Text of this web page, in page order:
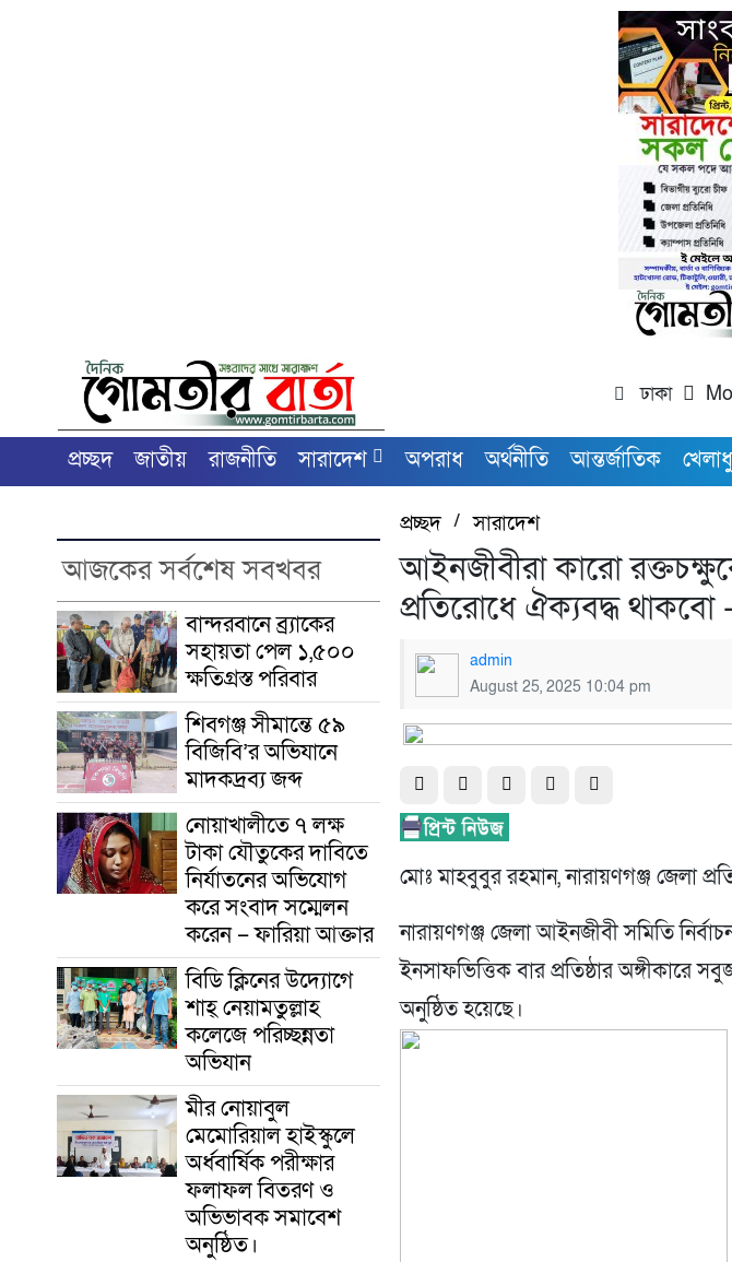
ঢাকা
প্রচ্ছদ জাতীয় রাজনীতি সারাদেশ অপরাধ অর্থনীতি আন্তর্জাতিক
আজকের সর্বশেষ সবখবর
বান্দরবানে ব্র্যাকের
সহায়তা পেল ১,৫০০
ক্ষতিগ্রস্ত পরিবার
শিবগঞ্জ সীমান্তে ৫৯
বিজিবি’র অভিযানে
মাদকদ্রব্য জব্দ ​
নোয়াখালীতে ৭ লক্ষ
টাকা যৌতুকের দাবিতে
নির্যাতনের অভিযোগ
করে সংবাদ সম্মেলন
করেন – ফারিয়া আক্তার
বিডি ক্লিনের উদ্যোগে
শাহ্ নেয়ামতুল্লাহ
কলেজে পরিচ্ছন্নতা
অভিযান
মীর নোয়াবুল
মেমোরিয়াল হাইস্কুলে
অর্ধবার্ষিক পরীক্ষার
ফলাফল বিতরণ ও
অভিভাবক সমাবেশ
অনুষ্ঠিত।
প্রচ্ছদ/সারাদেশ
আইনজীবীরা কারো
প্রতিরোধে ঐক্যবদ্ধ
admin
August 25, 2025 10:04 pm
মোঃ মাহবুবুর রহমান, নারায়ণগঞ্জ জেলা
নারায়ণগঞ্জ জেলা আইনজীবী সমিতি
ইনসাফভিত্তিক বার প্রতিষ্ঠার অঙ্গীকারে
অনুষ্ঠিত হয়েছে।